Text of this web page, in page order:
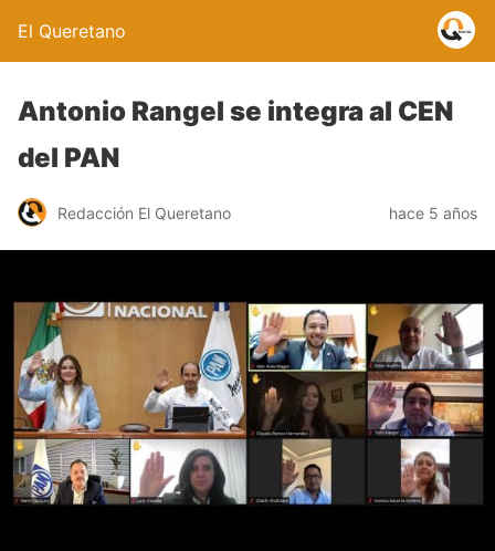
El Queretano
Antonio Rangel se integra al CEN
del PAN
Redacción El Queretano hace 5 años